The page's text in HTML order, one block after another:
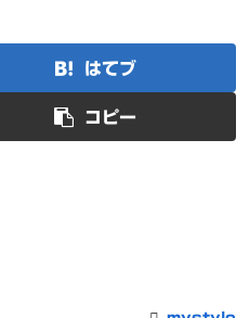
はてブ
コピー